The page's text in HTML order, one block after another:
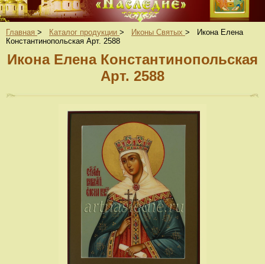
Главная > Каталог продукции > Иконы Святых >
Икона Елена
Константинопольская Арт. 2588
Икона Елена Константинопольская
Арт. 2588